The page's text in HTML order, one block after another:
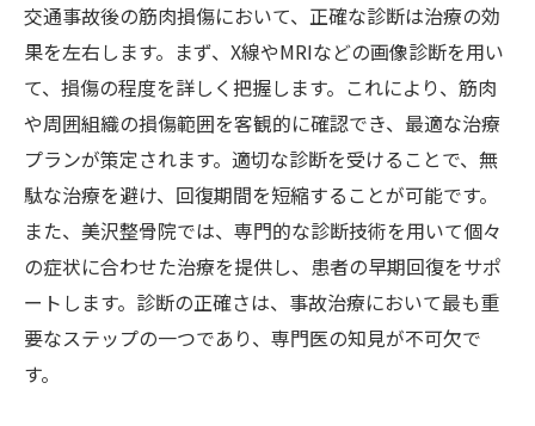
患者と専門家のコミュニケーション
事故後の筋肉損傷を見逃さない！治療の適切な
ステップ
初期診断後の具体的な治療プロセス
治療計画の重要性と作成方法
治療中の注意点と対策
治療経過の評価と調整
適切な治療ステップで回復を促す
患者のアクティブな参加とその効果
交通事故後の筋肉損傷において、正確な診断は治療の効
果を左右します。まず、X線やMRIなどの画像診断を用い
て、損傷の程度を詳しく把握します。これにより、筋肉
や周囲組織の損傷範囲を客観的に確認でき、最適な治療
プランが策定されます。適切な診断を受けることで、無
駄な治療を避け、回復期間を短縮することが可能です。
また、美沢整骨院では、専門的な診断技術を用いて個々
の症状に合わせた治療を提供し、患者の早期回復をサポ
ートします。診断の正確さは、事故治療において最も重
要なステップの一つであり、専門医の知見が不可欠で
す。